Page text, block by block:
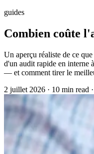
guides
Combien coûte
Un aperçu réaliste de ce
d'un audit rapide en interne
— et comment tirer le
2 juillet 2026 · 10 min read ·